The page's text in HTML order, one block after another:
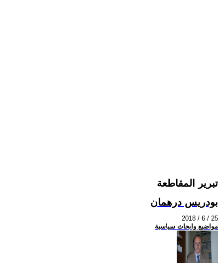
تبرير المقاطعة
بودريس درهمان
2018 / 6 / 25
مواضيع وابحاث سياسية